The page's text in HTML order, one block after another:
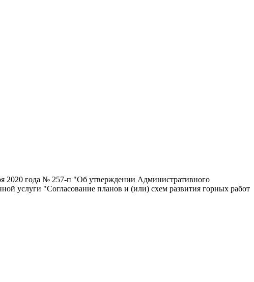
2020 года № 257-п "Об утверждении Административного
услуги "Согласование планов и (или) схем развития горных работ